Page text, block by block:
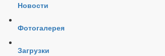
Новости
Фотогалерея
Загрузки